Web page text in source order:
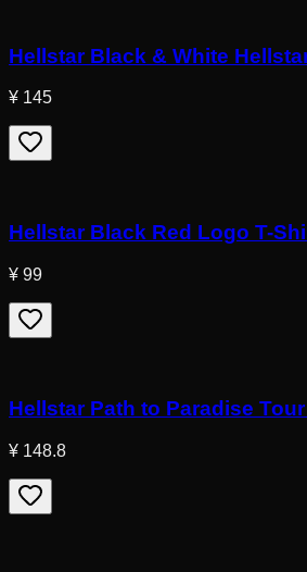
Hellstar Black & White
¥ 145
Hellstar Black Red Logo T-
¥ 99
Hellstar Path to Paradise
¥ 148.8